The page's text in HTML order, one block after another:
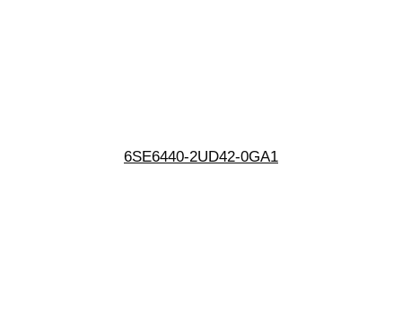
6SE6440-2UD42-0GA1